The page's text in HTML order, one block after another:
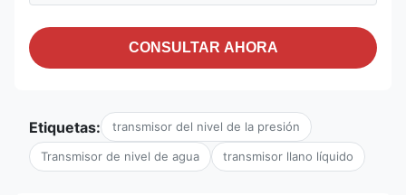
CONSULTAR AHORA
Etiquetas: transmisor del nivel de la presión
Transmisor de nivel de agua transmisor llano líquido